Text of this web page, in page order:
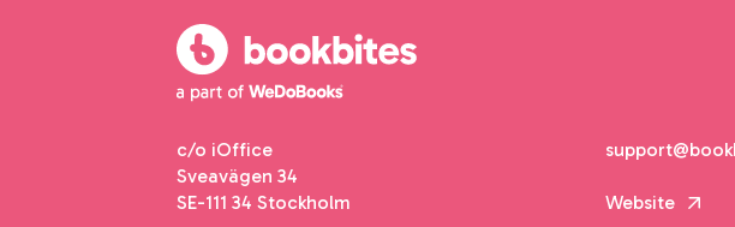
c/o iOffice
Sveavägen 34
SE-111 34 Stockholm
Website